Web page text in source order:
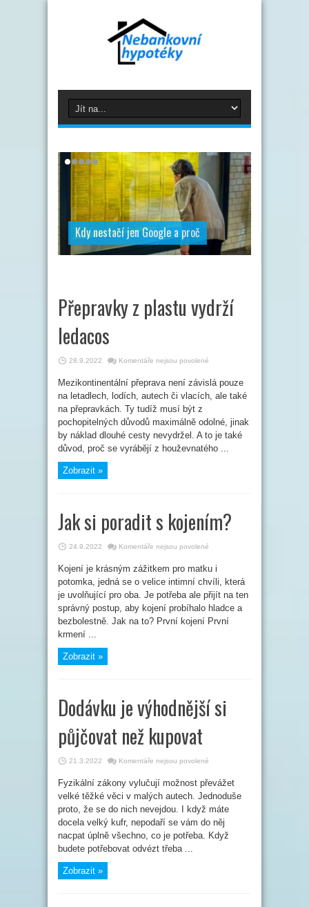
Kdy nestačí jen Google a proč
Přepravky z plastu vydrží
ledacos
28.9.2022 Komentáře nejsou povolené
názvem
Přepravky
z
ledacos
Mezikontinentální přeprava není závislá pouze
na letadlech, lodích, autech či vlacích, ale také
na přepravkách. Ty tudíž musí být z
pochopitelných důvodů maximálně odolné, jinak
by náklad dlouhé cesty nevydržel. A to je také
důvod, proč se vyrábějí z houževnatého ...
Zobrazit »
Jak si poradit s kojením?
24.9.2022 Komentáře nejsou povolené
názvem
si
poradit
s
kojením?
Kojení je krásným zážitkem pro matku i
potomka, jedná se o velice intimní chvíli, která
je uvolňující pro oba. Je potřeba ale přijít na ten
správný postup, aby kojení probíhalo hladce a
bezbolestně. Jak na to? První kojení První
krmení ...
Zobrazit »
Dodávku je výhodnější si
půjčovat než kupovat
21.3.2022 Komentáře nejsou povolené
názvem
je
výhodnější
si
půjčovat
kupovat
Fyzikální zákony vylučují možnost převážet
velké těžké věci v malých autech. Jednoduše
proto, že se do nich nevejdou. I když máte
docela velký kufr, nepodaří se vám do něj
nacpat úplně všechno, co je potřeba. Když
budete potřebovat odvézt třeba ...
Zobrazit »